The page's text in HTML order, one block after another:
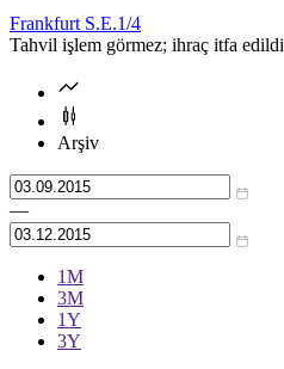
Frankfurt S.E.1/4
Tahvil işlem görmez; ihraç itfa edildi
Arşiv
—
1М
3М
1Y
3Y